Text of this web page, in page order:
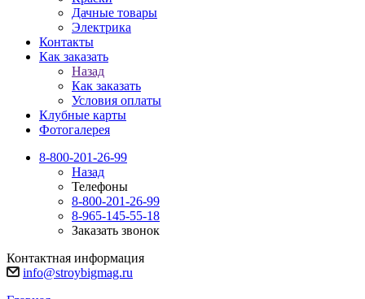
Дачные товары
Электрика
Контакты
Как заказать
Назад
Как заказать
Условия оплаты
Клубные карты
Фотогалерея
8-800-201-26-99
Назад
Телефоны
8-800-201-26-99
8-965-145-55-18
Заказать звонок
Контактная информация
info@stroybigmag.ru